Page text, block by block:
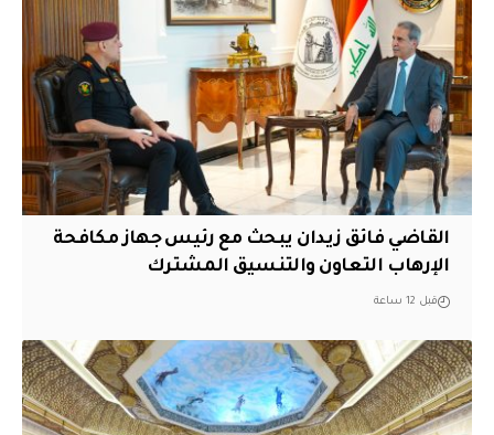
القاضي فائق زيدان يبحث مع رئيس جهاز مكافحة
الإرهاب التعاون والتنسيق المشترك
قبل 12 ساعة